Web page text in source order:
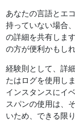
あなたの言語とエ
持っていない場合、
の詳細を共有しま
の方が便利かもしれ
経験則として、詳
たはログを使用し
インスタンスにイ
スパンの使用は、
いため、できる限